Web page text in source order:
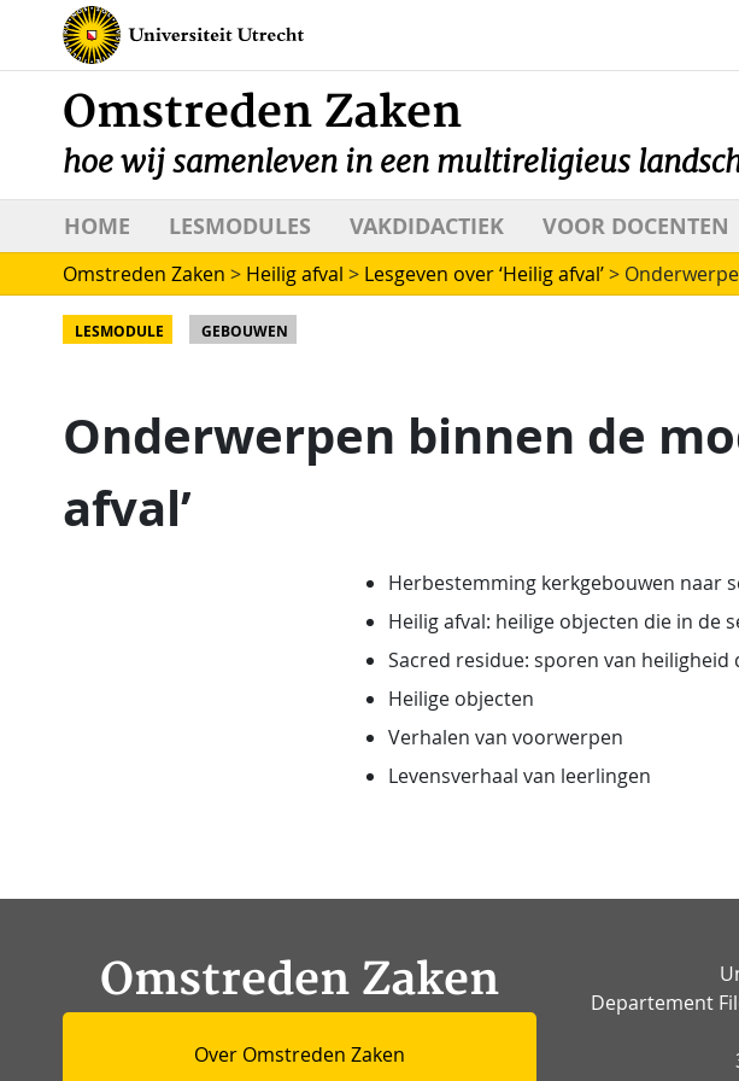
Omstreden Zaken
hoe wij samenleven in een multireligieus
HOME LESMODULES VAKDIDACTIEK VOOR DOCENTEN
Omstreden Zaken > Heilig afval > Lesgeven over ‘Heilig afval’>
LESMODULE GEBOUWEN
Onderwerpen binnen de
afval’
Herbestemming kerkgebouwen naar
Heilig afval: heilige objecten die in de
Sacred residue: sporen van
Heilige objecten
Verhalen van voorwerpen
Levensverhaal van leerlingen
Omstreden Zaken
Over Omstreden Zaken
Departement